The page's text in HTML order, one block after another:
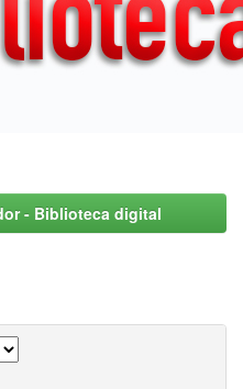
- Biblioteca digital